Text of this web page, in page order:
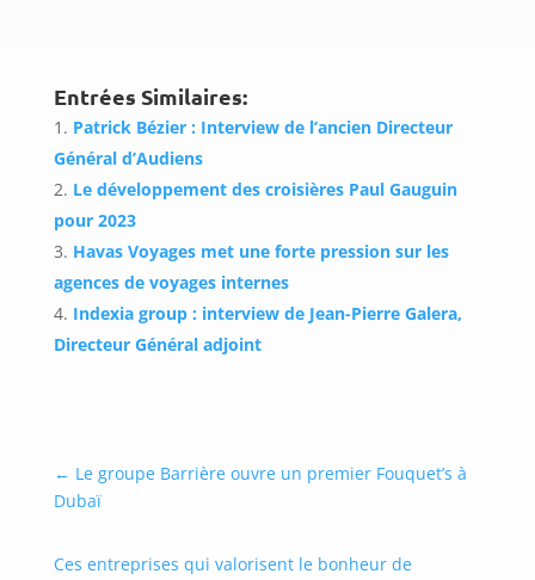
Entrées Similaires:
Patrick Bézier : Interview de l’ancien Directeur
Général d’Audiens
Le développement des croisières Paul Gauguin
pour 2023
Havas Voyages met une forte pression sur les
agences de voyages internes
Indexia group : interview de Jean-Pierre Galera,
Directeur Général adjoint
← Le groupe Barrière ouvre un premier Fouquet’s à
Dubaï
Ces entreprises qui valorisent le bonheur de